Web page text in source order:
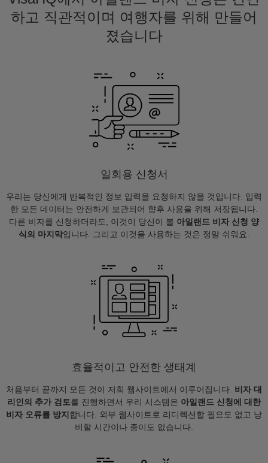
하고 직관적이며 여행자를 위해 만들어
졌습니다
일회용 신청서
우리는 당신에게 반복적인 정보 입력을 요청하지 않을 것입니다. 입력
한 모든 데이터는 안전하게 보관되어 향후 사용을 위해 저장됩니다.
다른 비자를 신청하더라도, 이것이 당신이 볼 아일랜드 비자 신청 양
식의 마지막입니다. 그리고 이것을 사용하는 것은 정말 쉬워요.
효율적이고 안전한 생태계
처음부터 끝까지 모든 것이 저희 웹사이트에서 이루어집니다. 비자 대
리인의 추가 검토를 진행하면서 우리 시스템은 아일랜드 신청에 대한
비자 오류를 방지 합니다. 외부 웹사이트로 리디렉션할 필요도 없고 낭
비할 시간이나 종이도 없습니다.